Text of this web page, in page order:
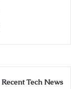
Recent Tech News